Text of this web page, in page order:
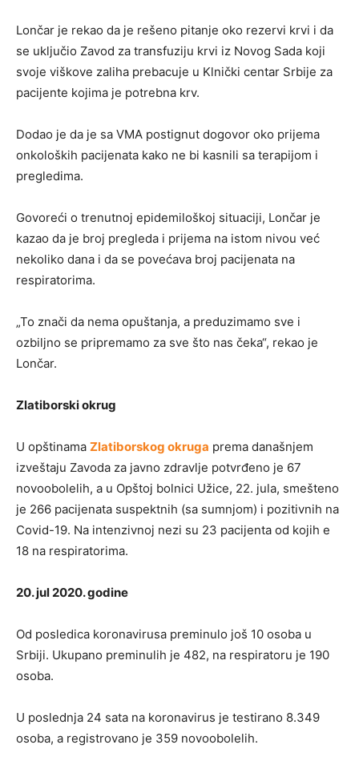
Lončar je rekao da je rešeno pitanje oko rezervi krvi i da
se uključio Zavod za transfuziju krvi iz Novog Sada koji
svoje viškove zaliha prebacuje u Klnički centar Srbije za
pacijente kojima je potrebna krv.
Dodao je da je sa VMA postignut dogovor oko prijema
onkoloških pacijenata kako ne bi kasnili sa terapijom i
pregledima.
Govoreći o trenutnoj epidemiloškoj situaciji, Lončar je
kazao da je broj pregleda i prijema na istom nivou već
nekoliko dana i da se povećava broj pacijenata na
respiratorima.
„To znači da nema opuštanja, a preduzimamo sve i
ozbiljno se pripremamo za sve što nas čeka“, rekao je
Lončar.
Zlatiborski okrug
U opštinama Zlatiborskog okruga prema današnjem
izveštaju Zavoda za javno zdravlje potvrđeno je 67
novoobolelih, a u Opštoj bolnici Užice, 22. jula, smešteno
je 266 pacijenata suspektnih (sa sumnjom) i pozitivnih na
Covid-19. Na intenzivnoj nezi su 23 pacijenta od kojih e
18 na respiratorima.
20. jul 2020. godine
Od posledica koronavirusa preminulo još 10 osoba u
Srbiji. Ukupano preminulih je 482, na respiratoru je 190
osoba.
U poslednja 24 sata na koronavirus je testirano 8.349
osoba, a registrovano je 359 novoobolelih.